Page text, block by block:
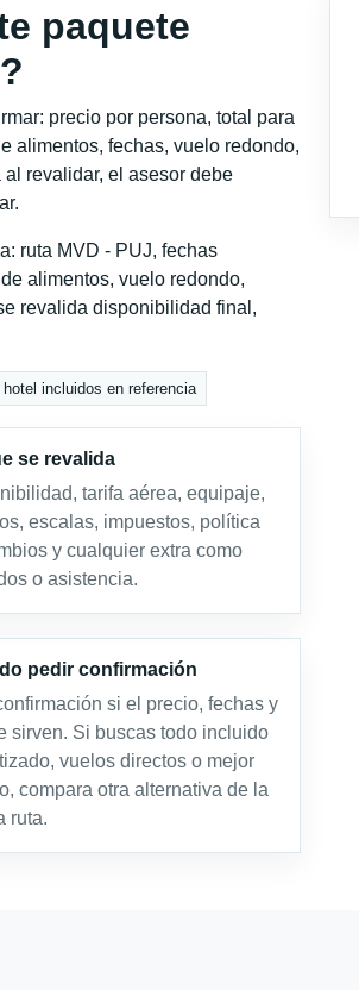
paquete
precio por persona, total para
alimentos, fechas, vuelo redondo,
revalidar, el asesor debe
ruta MVD - PUJ, fechas
alimentos, vuelo redondo,
revalida disponibilidad final,
hotel incluidos en referencia
se revalida
tarifa aérea, equipaje,
escalas, impuestos, política
y cualquier extra como
o asistencia.
pedir confirmación
si el precio, fechas y
sirven. Si buscas todo incluido
vuelos directos o mejor
compara otra alternativa de la
ruta.